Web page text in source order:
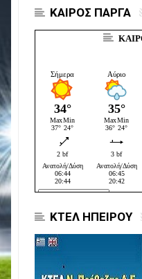
ΚΑΙΡΟΣ ΠΑΡΓΑ
ΚΤΕΛ ΗΠΕΙΡΟΥ